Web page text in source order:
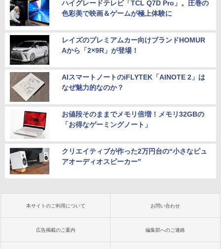
ハイグレードテレビ「TCL Q7D Pro」。圧巻の
色彩美で映画＆ゲームが極上体験に
レイズのプレミアムカー向けブランドHOMUR
Aから「2×9R」が登場！
AIスマートノートのiFLYTEK「AINOTE 2」は
なぜ魅力的なのか？
お値段そのままでメモリ倍増！メモリ32GBの
「お得なゲーミングノート」
クリエイティブが作った2万円台の“小さなピュ
アオーディオスピーカー”
本サイトのご利用について お問い合わせ
広告掲載のご案内 編集部へのご連絡